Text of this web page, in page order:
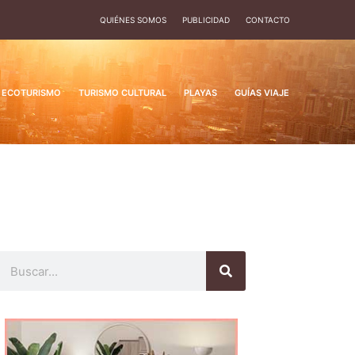
QUIÉNES SOMOS PUBLICIDAD CONTACTO
ECOTURISMO TURISMO CULTURAL PLAYAS GUÍAS VIAJE